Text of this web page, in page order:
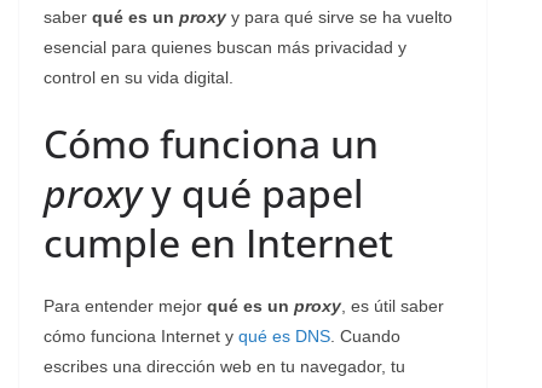
saber qué es un proxy y para qué sirve se ha vuelto
esencial para quienes buscan más privacidad y
control en su vida digital.
Cómo funciona un
proxyy qué papel
cumple en Internet
Para entender mejor qué es un proxy , es útil saber
cómo funciona Internet y qué es DNS . Cuando
escribes una dirección web en tu navegador, tu